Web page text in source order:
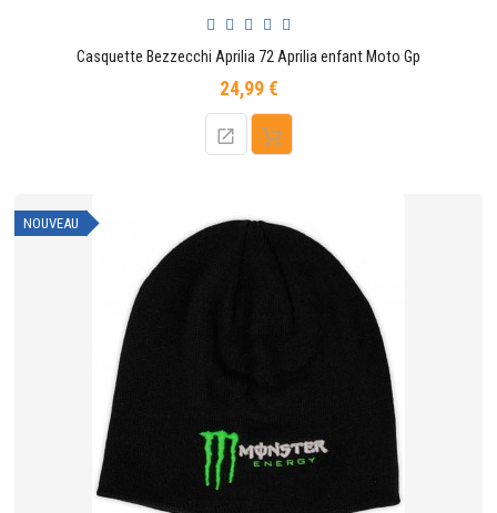
Casquette Bezzecchi Aprilia 72 Aprilia enfant Moto Gp
24,99 €Prix
NOUVEAU